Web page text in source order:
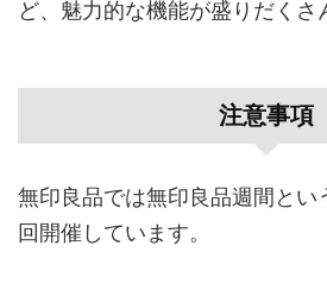
ど、魅力的な機能が盛りだくさ
注意事項
無印良品では無印良品週間とい
回開催しています。